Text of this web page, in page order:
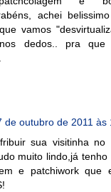
achei
vamos
dedos.. pra
de outubro de 2011 às
sua visitinha no
muito lindo,já
e patchiwork